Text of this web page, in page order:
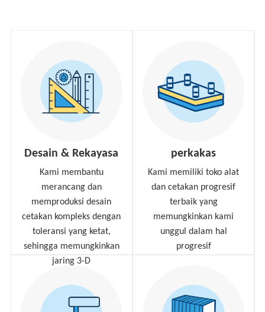
Desain & Rekayasa
Kami membantu
merancang dan
memproduksi desain
cetakan kompleks dengan
toleransi yang ketat,
sehingga memungkinkan
jaring 3-D
perkakas
Kami memiliki toko alat
dan cetakan progresif
terbaik yang
memungkinkan kami
unggul dalam hal
progresif